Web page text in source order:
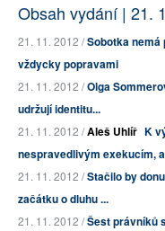
Obsah vydání | 21.
21. 11. 2012 /Sobotka
vždycky popravami
21. 11. 2012 /Olga
udržují identitu...
21. 11. 2012 /Aleš Uhlíř K
nespravedlivým exekucím,
21. 11. 2012 /Stačilo by
začátku o dluhu ...
21. 11. 2012 /Šest právníků